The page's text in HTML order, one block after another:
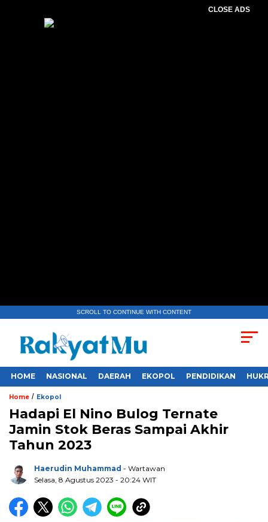
CLOSE ADS
SCROLL TO CONTINUE WITH CONTENT
HOME NASIONAL DAERAH EKOPOL PENDIDIKAN
Home / Ekopol
Hadapi El Nino Bulog Ternate
Jamin Stok Beras Sampai Akhir
Tahun 2023
Haerudin Muhammad - Wartawan
Selasa, 8 Agustus 2023 - 20:24 WIT